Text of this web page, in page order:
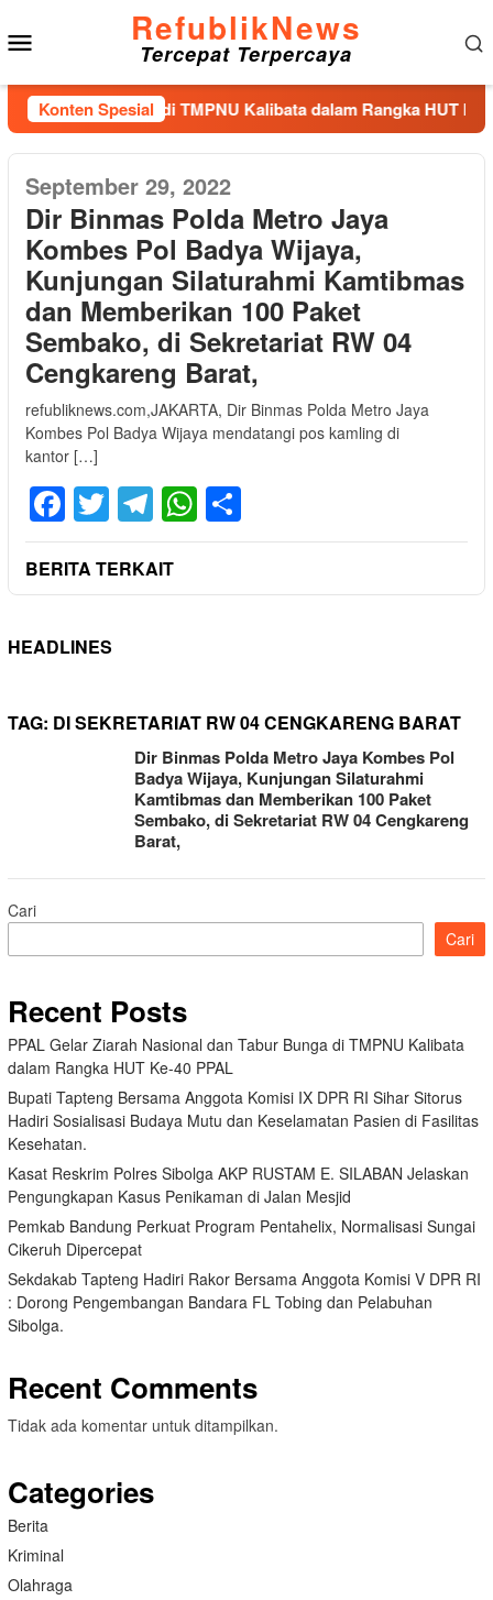
ke
konten
RefublikNews
Tercepat Terpercaya
Konten Spesial
Tabur Bunga di TMPNU Kalibata dalam Rangka HUT Ke-40
September 29, 2022
Dir Binmas Polda Metro Jaya
Kombes Pol Badya Wijaya,
Kunjungan Silaturahmi Kamtibmas
dan Memberikan 100 Paket
Sembako, di Sekretariat RW 04
Cengkareng Barat,
refubliknews.com,JAKARTA, Dir Binmas Polda Metro Jaya
Kombes Pol Badya Wijaya mendatangi pos kamling di
kantor […]
Facebook
TwitterTelegram
WhatsApp
BERITA TERKAIT
HEADLINES
TAG: DI SEKRETARIAT RW 04 CENGKARENG BARAT
Dir Binmas Polda Metro Jaya Kombes Pol
Badya Wijaya, Kunjungan Silaturahmi
Kamtibmas dan Memberikan 100 Paket
Sembako, di Sekretariat RW 04 Cengkareng
Barat,
Cari
Cari
Recent Posts
PPAL Gelar Ziarah Nasional dan Tabur Bunga di TMPNU Kalibata
dalam Rangka HUT Ke-40 PPAL
Bupati Tapteng Bersama Anggota Komisi IX DPR RI Sihar Sitorus
Hadiri Sosialisasi Budaya Mutu dan Keselamatan Pasien di Fasilitas
Kesehatan.
Kasat Reskrim Polres Sibolga AKP RUSTAM E. SILABAN Jelaskan
Pengungkapan Kasus Penikaman di Jalan Mesjid
Pemkab Bandung Perkuat Program Pentahelix, Normalisasi Sungai
Cikeruh Dipercepat
Sekdakab Tapteng Hadiri Rakor Bersama Anggota Komisi V DPR RI
: Dorong Pengembangan Bandara FL Tobing dan Pelabuhan
Sibolga.
Recent Comments
Tidak ada komentar untuk ditampilkan.
Categories
Berita
Kriminal
Olahraga